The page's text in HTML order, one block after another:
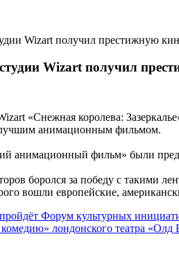
Wizart получил престижную
Wizart получил
«Снежная королева:
анимационным фильмом.
фильм» были
боролся за победу с такими
вошли европейские,
Форум культурных
лондонского театра